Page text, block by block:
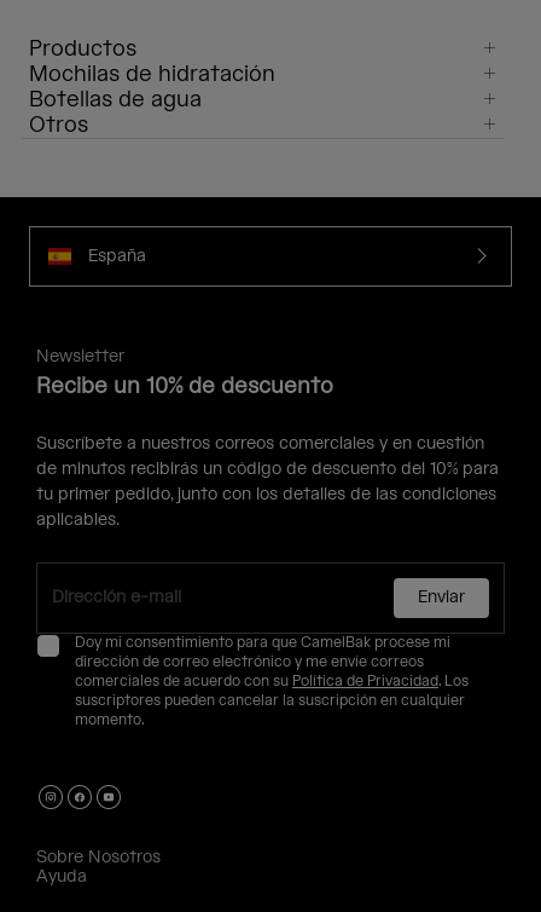
Productos
Mochilas de hidratación
Botellas de agua
Otros
España
Newsletter
Recibe un 10% de descuento
Suscríbete a nuestros correos comerciales y en cuestión
de minutos recibirás un código de descuento del 10% para
tu primer pedido, junto con los detalles de las condiciones
aplicables.
Enviar
Doy mi consentimiento para que CamelBak procese mi
dirección de correo electrónico y me envíe correos
comerciales de acuerdo con su Política de Privacidad. Los
suscriptores pueden cancelar la suscripción en cualquier
momento.
Sobre Nosotros
Ayuda